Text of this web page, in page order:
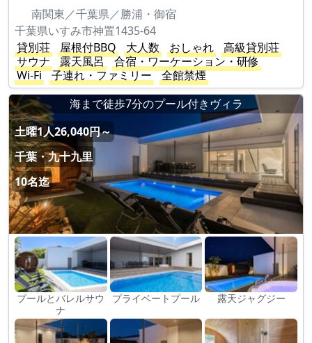
南関東／千葉県／勝浦・御宿
千葉県いすみ市神置1435-64
貸別荘
屋根付BBQ 大人数 おしゃれ
高級貸別荘
サウナ
露天風呂
合宿・ワーケーション・研修
Wi-Fi
子連れ・ファミリー
全館禁煙
海まで徒歩7分のプール付きヴィラ
土曜1人26,040円～
千葉・九十九里
10名迄
プールとバレルサウ
ナ
プライベートプール 露天ジャグジー